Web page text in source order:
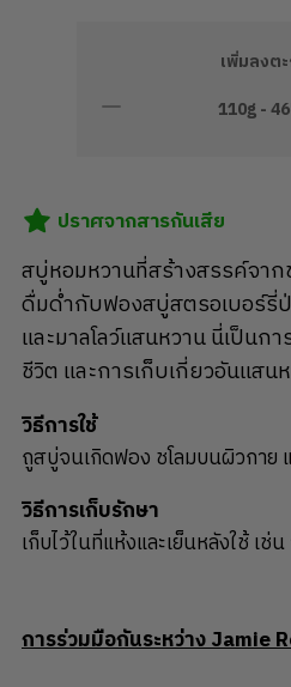
เพิ่มลงต
110g -
ปราศจากสารกันเสีย
สบู่หอมหวานที่สร้างสรรค์จา
ดื่มด่ำกับฟองสบู่สตรอเบอร์รี่
และมาลโลว์แสนหวาน นี่เป็นก
ชีวิต และการเก็บเกี่ยวอันแสน
วิธีการใช้
ถูสบู่จนเกิดฟอง ชโลมบนผิวกาย
วิธีการเก็บรักษา
เก็บไว้ในที่แห้งและเย็นหลังใช้ เช่
การร่วมมือกันระหว่าง Jamie